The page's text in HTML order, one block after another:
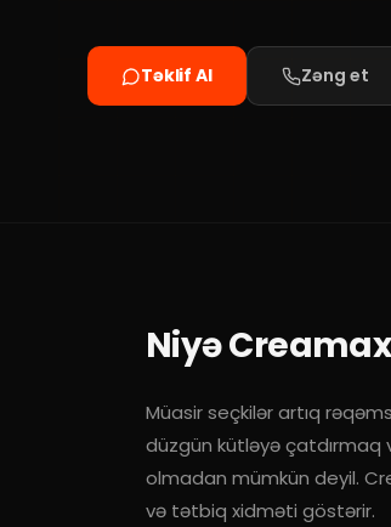
Təklif Al Zəng et
Niyə
Müasir seçkilər artıq
düzgün kütləyə çatdırmaq
olmadan mümkün deyil.
və tətbiq xidməti göstərir.